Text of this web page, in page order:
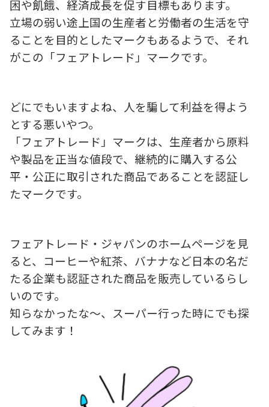
困や飢餓、経済成長を促す目標もあります。
立場の弱い途上国の生産者と労働者の生活を守
ることを目的としたマークもあるようで、それ
がこの「フェアトレード」マークです。
どにでもいますよね、人を騙して利益を得よう
とする悪いやつ。
「フェアトレード」マークは、生産者から原料
や製品を正当な値段で、継続的に購入する公
平・公正に取引された商品であることを認証し
たマークです。
フェアトレード・ジャパンのホームページを見
ると、コーヒーや紅茶、バナナなど日本の名だ
たる企業も認証された商品を販売しているらし
いのです。
知らなかったな～、スーパー行った時にでも探
してみます！